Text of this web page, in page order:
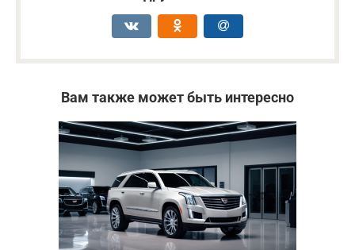
Вам также может быть интересно